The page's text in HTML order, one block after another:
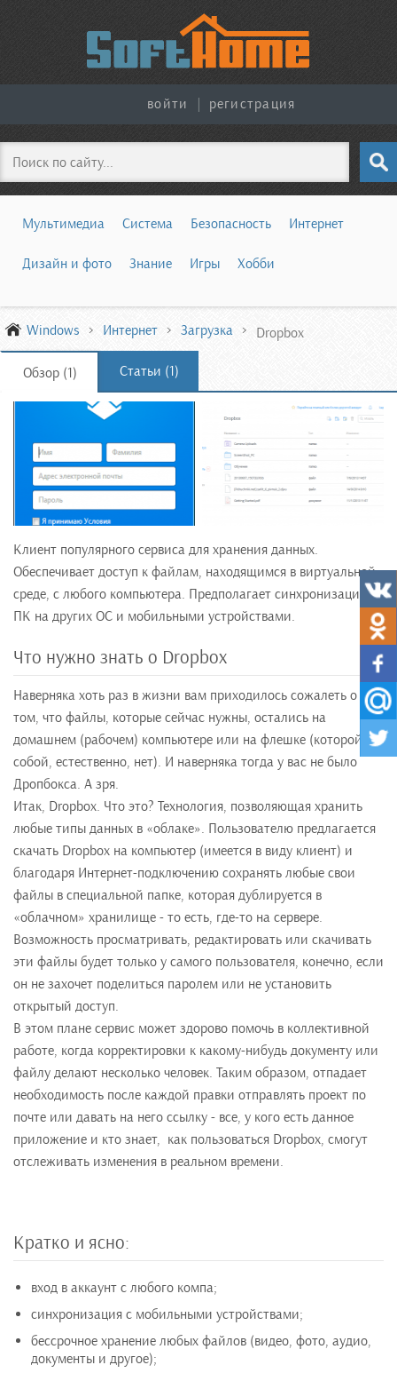
войти регистрация
Поиск
Мультимедиа Система Безопасность Интернет
Дизайн и фото Знание Игры Хобби
Windows Интернет Загрузка Dropbox
Обзор (1) Статьи (1)
Клиент популярного сервиса для хранения данных.
Обеспечивает доступ к файлам, находящимся в виртуальной
среде, с любого компьютера. Предполагает синхронизацию с
ПК на других ОС и мобильными устройствами.
Что нужно знать о Dropbox
Наверняка хоть раз в жизни вам приходилось сожалеть о
том, что файлы, которые сейчас нужны, остались на
домашнем (рабочем) компьютере или на флешке (которой с
собой, естественно, нет). И наверняка тогда у вас не было
Дропбокса. А зря.
Итак, Dropbox. Что это? Технология, позволяющая хранить
любые типы данных в «облаке». Пользователю предлагается
скачать Dropbox на компьютер (имеется в виду клиент) и
благодаря Интернет-подключению сохранять любые свои
файлы в специальной папке, которая дублируется в
«облачном» хранилище - то есть, где-то на сервере.
Возможность просматривать, редактировать или скачивать
эти файлы будет только у самого пользователя, конечно, если
он не захочет поделиться паролем или не установить
открытый доступ.
В этом плане сервис может здорово помочь в коллективной
работе, когда корректировки к какому-нибудь документу или
файлу делают несколько человек. Таким образом, отпадает
необходимость после каждой правки отправлять проект по
почте или давать на него ссылку - все, у кого есть данное
приложение и кто знает, как пользоваться Dropbox, смогут
отслеживать изменения в реальном времени.
Кратко и ясно:
вход в аккаунт с любого компа;
синхронизация с мобильными устройствами;
бессрочное хранение любых файлов (видео, фото, аудио,
документы и другое);